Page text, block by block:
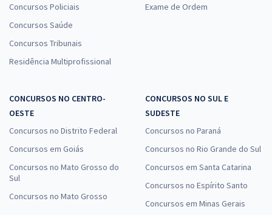
Concursos Policiais
Concursos Saúde
Concursos Tribunais
Residência Multiprofissional
Exame de Ordem
CONCURSOS NO CENTRO-
OESTE
Concursos no Distrito Federal
Concursos em Goiás
Concursos no Mato Grosso do
Sul
Concursos no Mato Grosso
CONCURSOS NO SUL E
SUDESTE
Concursos no Paraná
Concursos no Rio Grande do Sul
Concursos em Santa Catarina
Concursos no Espírito Santo
Concursos em Minas Gerais